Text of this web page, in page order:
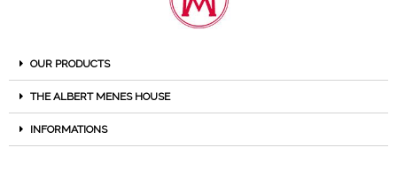
OUR PRODUCTS
THE ALBERT MENES HOUSE
INFORMATIONS